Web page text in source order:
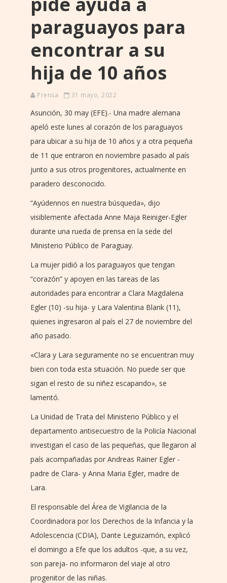
paraguayos para
encontrar a su
hija de 10 años
Prensa 31 mayo, 2022
Asunción, 30 may (EFE).- Una madre alemana
apeló este lunes al corazón de los paraguayos
para ubicar a su hija de 10 años y a otra pequeña
de 11 que entraron en noviembre pasado al país
junto a sus otros progenitores, actualmente en
paradero desconocido.
“Ayúdennos en nuestra búsqueda», dijo
visiblemente afectada Anne Maja Reiniger-Egler
durante una rueda de prensa en la sede del
Ministerio Público de Paraguay.
La mujer pidió a los paraguayos que tengan
“corazón” y apoyen en las tareas de las
autoridades para encontrar a Clara Magdalena
Egler (10) -su hija- y Lara Valentina Blank (11),
quienes ingresaron al país el 27 de noviembre del
año pasado.
«Clara y Lara seguramente no se encuentran muy
bien con toda esta situación. No puede ser que
sigan el resto de su niñez escapando», se
lamentó.
La Unidad de Trata del Ministerio Público y el
departamento antisecuestro de la Policía Nacional
investigan el caso de las pequeñas, que llegaron al
país acompañadas por Andreas Rainer Egler -
padre de Clara- y Anna Maria Egler, madre de
Lara.
El responsable del Área de Vigilancia de la
Coordinadora por los Derechos de la Infancia y la
Adolescencia (CDIA), Dante Leguizamón, explicó
el domingo a Efe que los adultos -que, a su vez,
son pareja- no informaron del viaje al otro
progenitor de las niñas.